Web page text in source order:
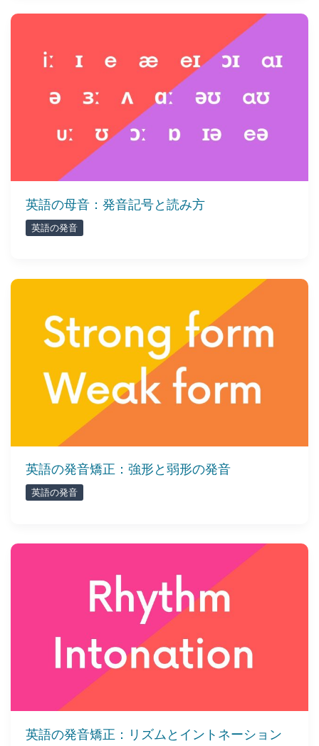
英語の母音：発音記号と読み方
英語の発音
英語の発音矯正：強形と弱形の発音
英語の発音
英語の発音矯正：リズムとイントネーション